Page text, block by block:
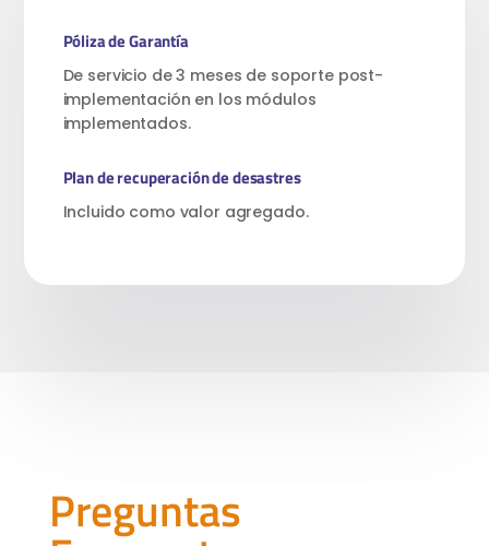
Póliza de Garantía
De servicio de 3 meses de soporte post-
implementación en los módulos
implementados.
Plan de recuperación de desastres
Incluido como valor agregado.
Preguntas